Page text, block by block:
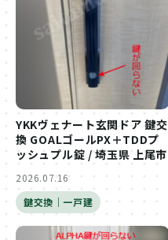
YKKヴェナート玄関ドア 鍵交
換 GOALゴールPX＋TDDプ
ッシュプル錠 / 埼玉県 上尾市
2026.07.16
鍵交換｜一戸建